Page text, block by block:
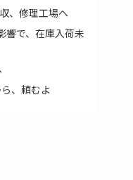
、修理工場へ
響で、在庫入荷未
、頼むよ